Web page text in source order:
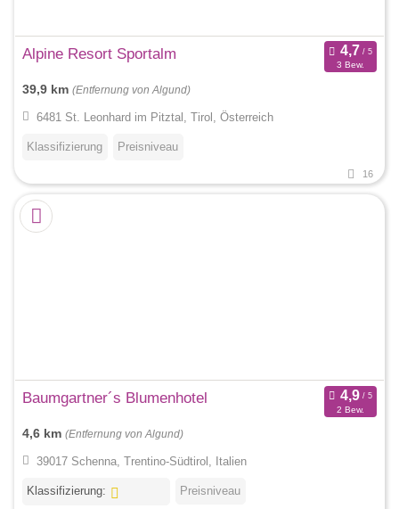
Alpine Resort Sportalm
3 Bew.
39,9 km (Entfernung von Algund)
6481 St. Leonhard im Pitztal, Tirol, Österreich
Klassifizierung Preisniveau
16
Baumgartner´s Blumenhotel
2 Bew.
4,6 km (Entfernung von Algund)
39017 Schenna, Trentino-Südtirol, Italien
Klassifizierung: Preisniveau